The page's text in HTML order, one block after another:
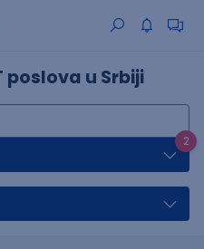
poslova u Srbiji
2